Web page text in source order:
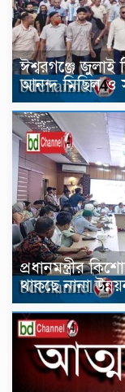
ঈশ্বরগঞ্জে জুলাই
আনন্দ মিছিল ও
প্রধানমন্ত্রীর
থাকছে নানা